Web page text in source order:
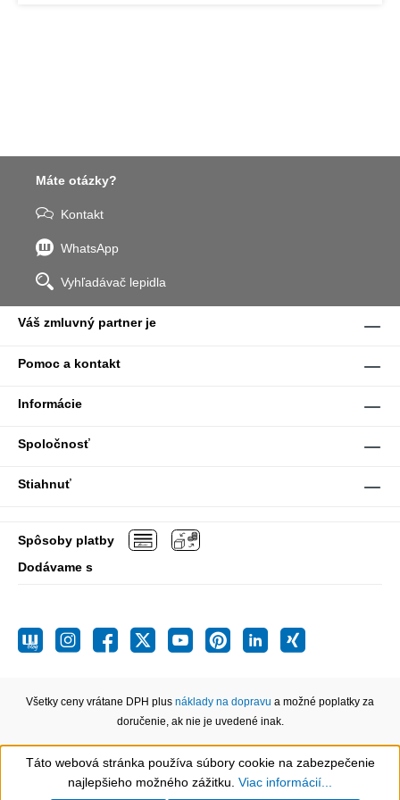
Máte otázky?
Kontakt
WhatsApp
Vyhľadávač lepidla
Váš zmluvný partner je
Pomoc a kontakt
Informácie
Spoločnosť
Stiahnuť
Spôsoby platby
Dodávame s
Všetky ceny vrátane DPH plus náklady na dopravu a možné poplatky za
doručenie, ak nie je uvedené inak.
Show toolbar
Táto webová stránka používa súbory cookie na zabezpečenie
najlepšieho možného zážitku. Viac informácií...